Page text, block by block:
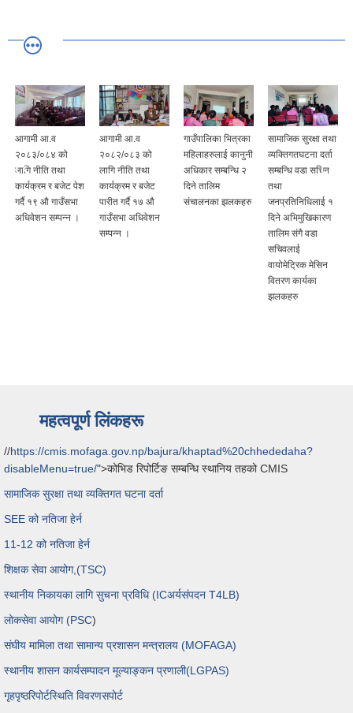
आगामी आ.व
२०८३/०८४ को
लागि नीति तथा
कार्यक्रम र बजेट पेश
गर्दै १९ औ गाउँसभा
अधिवेशन सम्पन्न ।
आगामी आ.व
२०८२/०८३ को
लागि नीति तथा
कार्यक्रम र बजेट
पारीत गर्दै १७ औ
गाउँसभा अधिवेशन
सम्पन्न ।
गाउँपालिका भित्रका
महिलाहरुलाई कानुनी
अधिकार सम्बन्धि २
दिने तालिम
संचालनका झलकहरु
सामाजिक सुरक्षा तथा
व्यक्तिगतघटना दर्ता
सम्बन्धि वडा सचिन
तथा
जनप्रतिनिधिलाई १
दिने अभिमुखिकारण
तालिम संगै वडा
सचिवलाई
वायोमेट्रिक मेसिन
वितरण कार्यका
झलकहरु
महत्वपूर्ण लिंकहरू
//https://cmis.mofaga.gov.np/bajura/khaptad%20chhededaha?
disableMenu=true/">कोभिड रिपोर्टिङ सम्बन्धि स्थानिय तहको CMIS
सामाजिक सुरक्षा तथा व्यक्तिगत घटना दर्ता
SEE को नतिजा हेर्न
11-12 को नतिजा हेर्न
शिक्षक सेवा आयोग,(TSC)
स्थानीय निकायका लागि सुचना प्रविधि (ICअर्यसंपदन T4LB)
लोकसेवा आयोग (PSC)
संघीय मामिला तथा सामान्य प्रशासन मन्त्रालय (MOFAGA)
स्थानीय शासन कार्यसम्पादन मूल्याङ्कन प्रणाली(LGPAS)
गृहपृष्ठरिपोर्टस्थिति विवरणसपोर्ट